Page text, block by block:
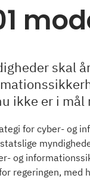
skal
ikke er i
for cyber- og
og
regeringen, med